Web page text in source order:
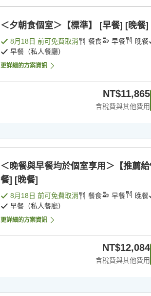
＜夕朝食個室＞【標準】 [早餐] [晚餐]
8月18日 前可免費取消 餐食 早餐 晚餐
早餐（私人餐廳）
更詳細的方案資訊
NT$11,865
含稅費與其他費用
＜晚餐與早餐均於個室享用＞【推薦
餐] [晚餐]
8月18日 前可免費取消 餐食 早餐 晚餐
早餐（私人餐廳）
更詳細的方案資訊
NT$12,084
含稅費與其他費用